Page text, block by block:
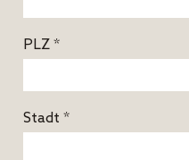
PLZ *
Stadt *